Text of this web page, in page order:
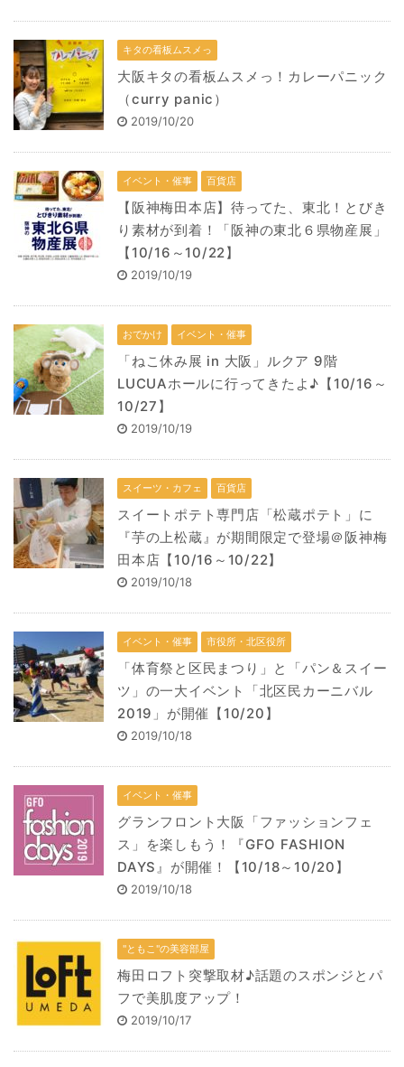
キタの看板ムスメっ
大阪キタの看板ムスメっ！カレーパニック
（curry panic）
2019/10/20
イベント・催事 百貨店
【阪神梅田本店】待ってた、東北！とびき
り素材が到着！「阪神の東北６県物産展」
【10/16～10/22】
2019/10/19
おでかけ イベント・催事
「ねこ休み展 in 大阪」ルクア 9階
LUCUAホールに行ってきたよ♪【10/16～
10/27】
2019/10/19
スイーツ・カフェ 百貨店
スイートポテト専門店「松蔵ポテト」に
『芋の上松蔵』が期間限定で登場＠阪神梅
田本店【10/16～10/22】
2019/10/18
イベント・催事 市役所・北区役所
「体育祭と区民まつり」と「パン＆スイー
ツ」の一大イベント「北区民カーニバル
2019」が開催【10/20】
2019/10/18
イベント・催事
グランフロント大阪「ファッションフェ
ス」を楽しもう！『GFO FASHION
DAYS』が開催！【10/18～10/20】
2019/10/18
"ともこ"の美容部屋
梅田ロフト突撃取材♪話題のスポンジとパ
フで美肌度アップ！
2019/10/17